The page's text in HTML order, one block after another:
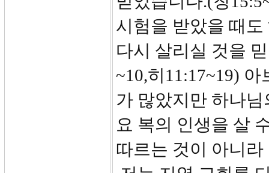
시험을 받았을 때
다시 살리실 것을
~10,히11:17~19)
가 많았지만 하나
요 복의 인생을 살
따르는 것이 아니